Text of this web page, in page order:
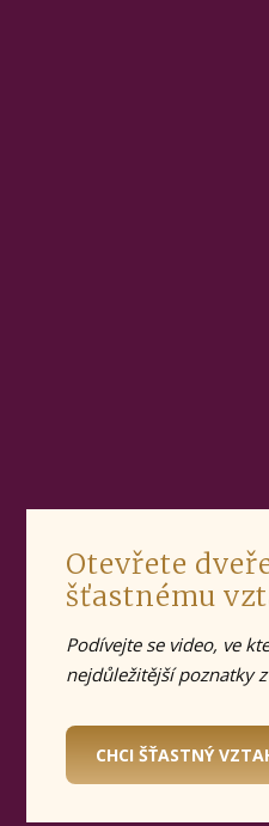
Otevřete
šťastnému
Podívejte se video, ve
nejdůležitější poznatky
CHCI ŠŤASTNÝ